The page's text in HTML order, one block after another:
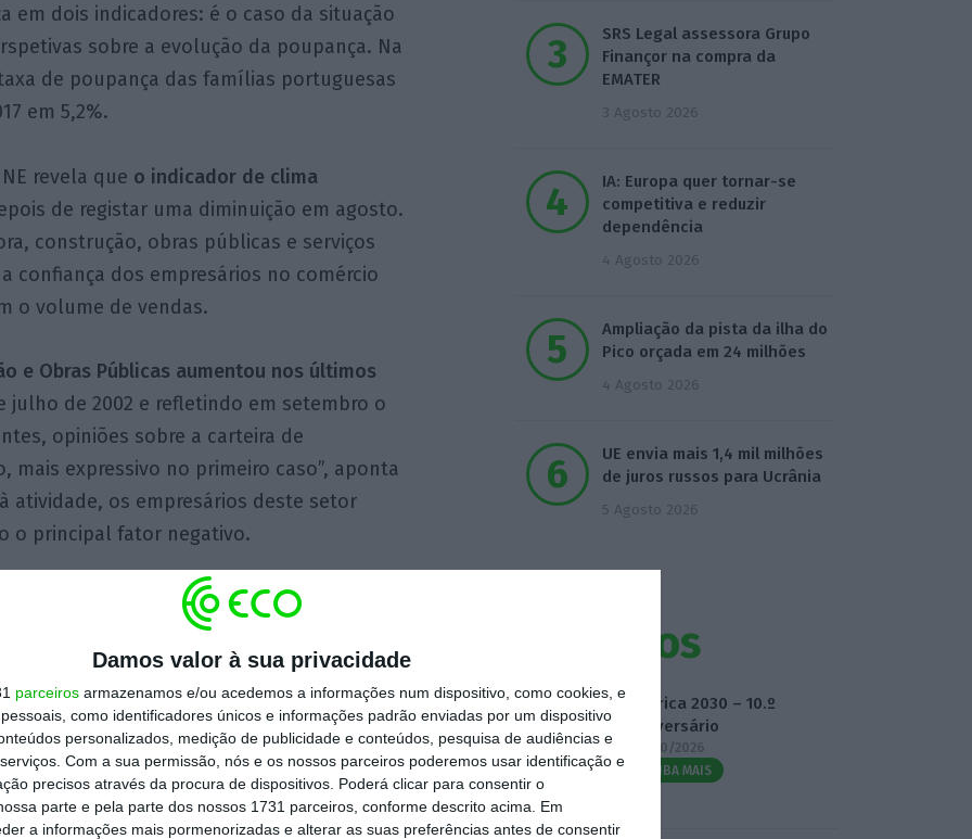
Damos valor à sua privacidade
parceiros armazenamos e/ou acedemos a informações num dispositivo, como cookies, e
como identificadores únicos e informações padrão enviadas por um dispositivo
personalizados, medição de publicidade e conteúdos, pesquisa de audiências e
Com a sua permissão, nós e os nossos parceiros poderemos usar identificação e
precisos através da procura de dispositivos. Poderá clicar para consentir o
parte e pela parte dos nossos 1731 parceiros, conforme descrito acima. Em
a informações mais pormenorizadas e alterar as suas preferências antes de consentir
em dois indicadores: é o caso da situação
sobre a evolução da poupança. Na
de poupança das famílias portuguesas
em 5,2%.
revela que o indicador de clima
de registar uma diminuição em agosto.
construção, obras públicas e serviços
confiança dos empresários no comércio
o volume de vendas.
e Obras Públicas aumentou nos últimos
julho de 2002 e refletindo em setembro o
opiniões sobre a carteira de
mais expressivo no primeiro caso”, aponta
atividade, os empresários deste setor
o principal fator negativo.
na zona euro atinge
de 10 anos
que os consumidores da zona euro
tão confiantes. O indicador de
dos consumidores atingiu os 113 pontos
SRS Legal assessora Grupo
Finançor na compra da
EMATER
3 Agosto 2026
IA: Europa quer tornar-se
competitiva e reduzir
dependência
4 Agosto 2026
Ampliação da pista da ilha do
Pico orçada em 24 milhões
4 Agosto 2026
UE envia mais 1,4 mil milhões
de juros russos para Ucrânia
5 Agosto 2026
Eventos
Fábrica 2030 – 10.º
Aniversário
14/10/2026
SAIBA MAIS